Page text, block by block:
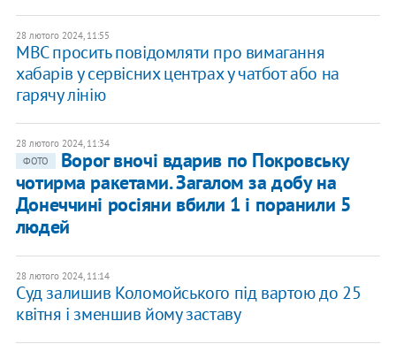
28 лютого 2024, 11:55
МВС просить повідомляти про вимагання
хабарів у сервісних центрах у чатбот або на
гарячу лінію
28 лютого 2024, 11:34
ФОТО
Ворог вночі вдарив по Покровську
чотирма ракетами. Загалом за добу на
Донеччині росіяни вбили 1 і поранили 5
людей
28 лютого 2024, 11:14
Суд залишив Коломойського під вартою до 25
квітня і зменшив йому заставу